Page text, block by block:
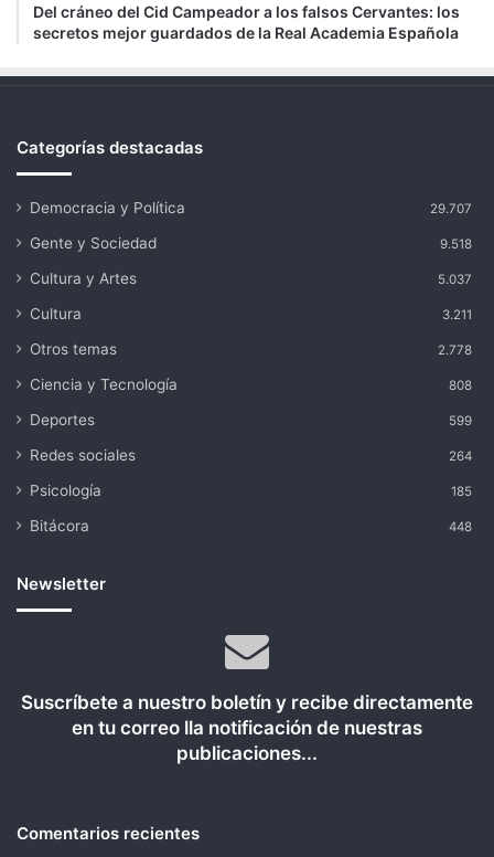
Del cráneo del Cid Campeador a los falsos Cervantes: los
secretos mejor guardados de la Real Academia Española
Categorías destacadas
Democracia y Política 29.707
Gente y Sociedad 9.518
Cultura y Artes 5.037
Cultura 3.211
Otros temas 2.778
Ciencia y Tecnología 808
Deportes 599
Redes sociales 264
Psicología 185
Bitácora 448
Newsletter
Suscríbete a nuestro boletín y recibe directamente
en tu correo lla notificación de nuestras
publicaciones...
Comentarios recientes